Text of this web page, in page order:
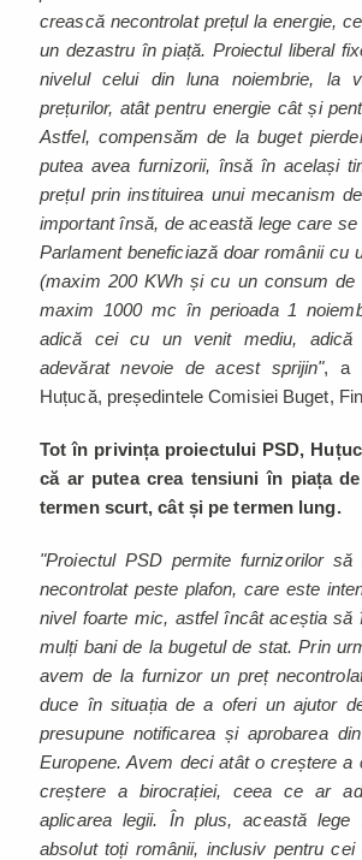
crească necontrolat prețul la energie,
un dezastru în piață. Proiectul liberal
nivelul celui din luna noiembrie, la
prețurilor, atât pentru energie cât și
Astfel, compensăm de la buget
putea avea furnizorii, însă în același
prețul prin instituirea unui mecanism
important însă, de această lege care
Parlament beneficiază doar românii cu
(maxim 200 KWh și cu un consum de
maxim 1000 mc în perioada 1
adică cei cu un venit mediu,
adevărat nevoie de acest sprijin", a
Huțucă, președintele Comisiei Buget,
Tot în privința proiectului PSD,
că ar putea crea tensiuni în piața
termen scurt, cât și pe termen lung.
"Proiectul PSD permite furnizorilor să
necontrolat peste plafon, care este
nivel foarte mic, astfel încât aceștia să
mulți bani de la bugetul de stat. Prin
avem de la furnizor un preț
duce în situația de a oferi un ajutor
presupune notificarea și aprobarea
Europene. Avem deci atât o creștere a
creștere a birocrației, ceea ce ar
aplicarea legii. În plus, această lege
absolut toți românii, inclusiv pentru